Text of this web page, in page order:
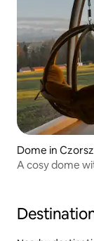
Dome in
A cosy dome